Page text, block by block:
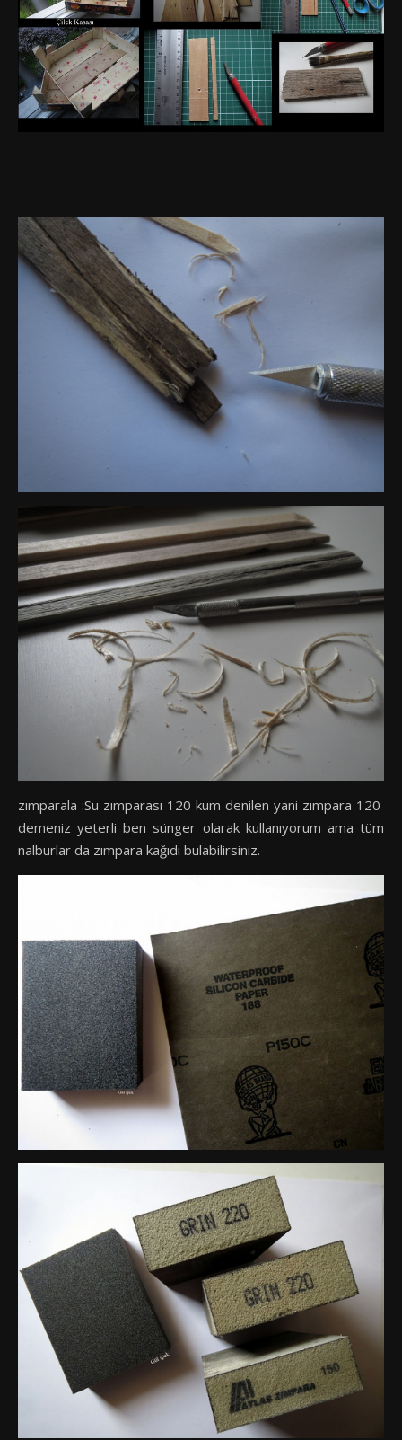
zımparala :Su zımparası 120 kum denilen yani zımpara 120
demeniz yeterli ben sünger olarak kullanıyorum ama tüm
nalburlar da zımpara kağıdı bulabilirsiniz.